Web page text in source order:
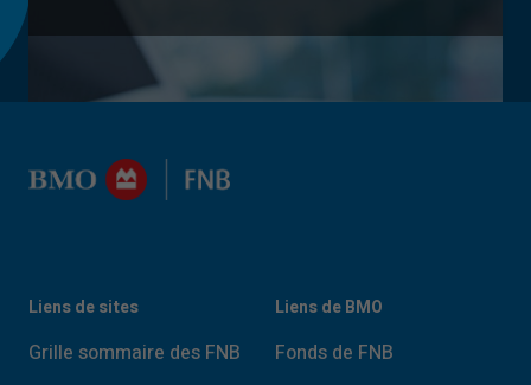
Liens de sites
Grille sommaire des FNB
Liens de BMO
Fonds de FNB